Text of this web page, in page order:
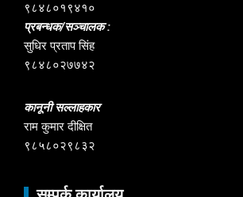
९८४८०१९४१०
प्रबन्धक/सञ्चालक :
सुधिर प्रताप सिंह
९८४८०२७७४२
कानूनी सल्लाहकार
राम कुमार दीक्षित
९८५८०२९८३२